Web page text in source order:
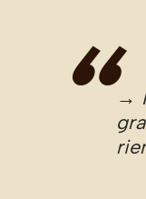
→